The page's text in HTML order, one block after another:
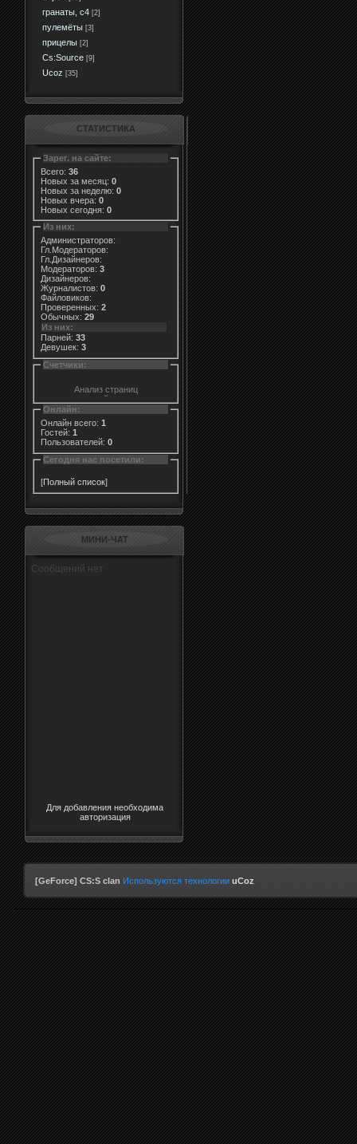
гранаты, c4 [2]
пулемёты [3]
прицелы [2]
Сs:Source [9]
Ucoz [35]
СТАТИСТИКА
Зарег. на сайте:
Всего: 36
Новых за месяц: 0
Новых за неделю: 0
Новых вчера: 0
Новых сегодня: 0
Из них:
Администраторов:
Гл.Модераторов:
Гл.Дизайнеров:
Модераторов: 3
Дизайнеров:
Журналистов: 0
Файловиков:
Проверенных: 2
Обычных: 29
Из них:
Парней: 33
Девушек: 3
Счетчики:
Онлайн:
Онлайн всего: 1
Гостей: 1
Пользователей: 0
Сегодня нас посетили:
[Полный список]
МИНИ-ЧАТ
Для добавления необходима
авторизация
[GeForce] CS:S clan Используются технологии uCoz